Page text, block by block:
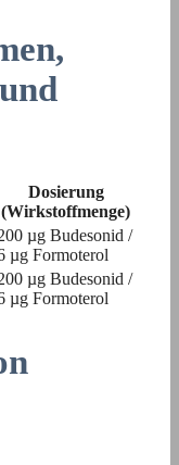
Dosierung
(Wirkstoffmenge)
µg Budesonid /
µg Formoterol
µg Budesonid /
µg Formoterol